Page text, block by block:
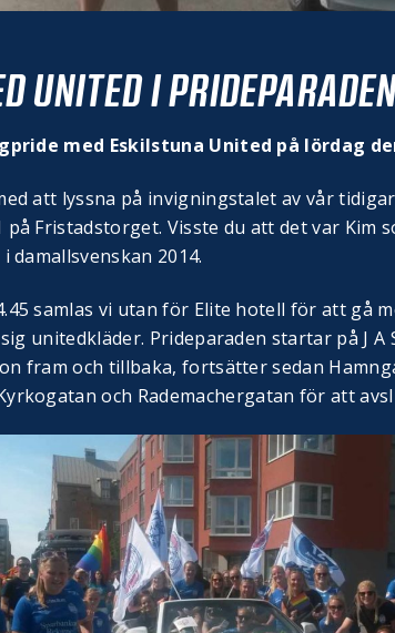
UNITED I
med Eskilstuna United på lördag
att lyssna på invigningstalet av vår
på Fristadstorget. Visste du att det var Kim
damallsvenskan 2014.
samlas vi utan för Elite hotell för att gå
unitedkläder. Prideparaden startar på J A
fram och tillbaka, fortsätter sedan
och Rademachergatan för att